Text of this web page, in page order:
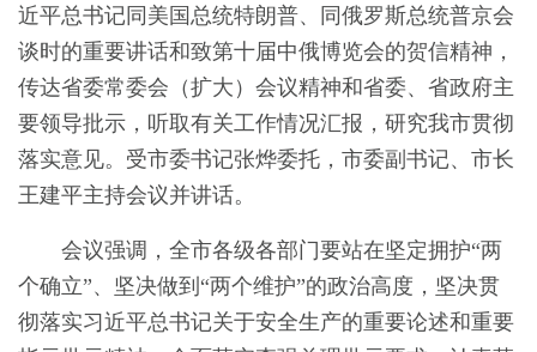
近平总书记同美国总统特朗普、同俄罗斯总统普京会
谈时的重要讲话和致第十届中俄博览会的贺信精神，
传达省委常委会（扩大）会议精神和省委、省政府主
要领导批示，听取有关工作情况汇报，研究我市贯彻
落实意见。受市委书记张烨委托，市委副书记、市长
王建平主持会议并讲话。
会议强调，全市各级各部门要站在坚定拥护“两
个确立”、坚决做到“两个维护”的政治高度，坚决贯
彻落实习近平总书记关于安全生产的重要论述和重要